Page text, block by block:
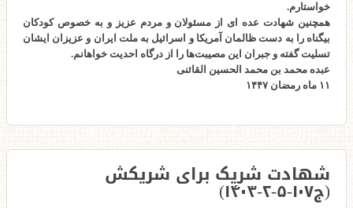
خواستارم.
همچنین شهادت عده ای از مسئولان و مردم عزیز و به خصوص کودکان
بیگناه را به دست ظالمان آمریکا و اسرائیل به ملت ایران و عزیزان ایشان
تسلیت گفته و جبران این مصیبت‌ها را از درگاه احدیت خواهانم.
عبده محمد بن محمد الحسین القائنی
۱۱ ماه رمضان ۱۴۴۷
شهادت شریک برای شریکش
(ج۱۰۷-۵-۲-۱۴۰۳)